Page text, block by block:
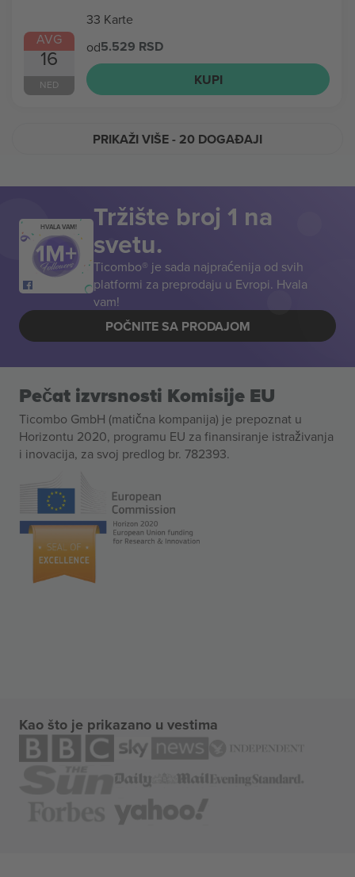
AVG
16
NED
33 Karte
od5.529 RSD
KUPI
PRIKAŽI VIŠE- 20 DOGAĐAJI
HVALA VAM! Tržište broj 1 na
svetu.
Ticombo® je sada najpraćenija od svih
platformi za preprodaju u Evropi. Hvala
vam!
POČNITE SA PRODAJOM
Pečat izvrsnosti Komisije EU
Ticombo GmbH (matična kompanija) je prepoznat u
Horizontu 2020, programu EU za finansiranje istraživanja
i inovacija, za svoj predlog br. 782393.
Kao što je prikazano u vestima